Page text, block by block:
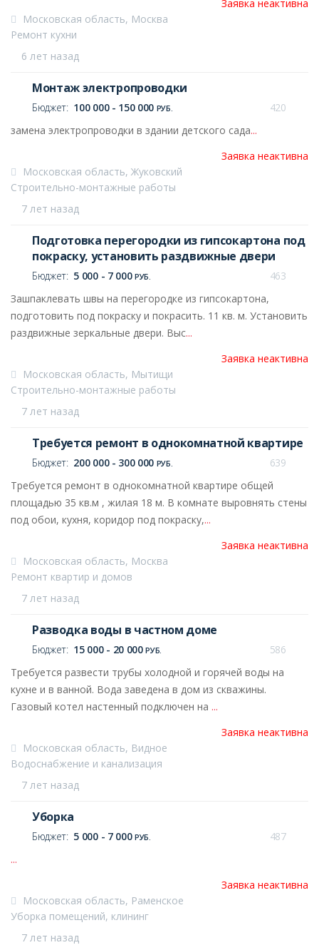
Заявка неактивна
6 лет назад
Московская область, Москва
Ремонт кухни
Монтаж электропроводки
Бюджет: 100 000 - 150 000 РУБ.
420
замена электропроводки в здании детского сада...
Заявка неактивна
7 лет назад
Московская область, Жуковский
Строительно-монтажные работы
Подготовка перегородки из гипсокартона под
покраску, установить раздвижные двери
Бюджет: 5 000 - 7 000 РУБ.
463
Зашпаклевать швы на перегородке из гипсокартона,
подготовить под покраску и покрасить. 11 кв. м. Установить
раздвижные зеркальные двери. Выс...
Заявка неактивна
7 лет назад
Московская область, Мытищи
Строительно-монтажные работы
Требуется ремонт в однокомнатной квартире
Бюджет: 200 000 - 300 000 РУБ.
639
Требуется ремонт в однокомнатной квартире общей
площадью 35 кв.м , жилая 18 м. В комнате выровнять стены
под обои, кухня, коридор под покраску,...
Заявка неактивна
7 лет назад
Московская область, Москва
Ремонт квартир и домов
Разводка воды в частном доме
Бюджет: 15 000 - 20 000РУБ.
586
Требуется развести трубы холодной и горячей воды на
кухне и в ванной. Вода заведена в дом из скважины.
Газовый котел настенный подключен на ...
Заявка неактивна
7 лет назад
Московская область, Видное
Водоснабжение и канализация
Уборка
Бюджет: 5 000 - 7 000 РУБ.
487
...
Заявка неактивна
7 лет назад
Московская область, Раменское
Уборка помещений, клининг